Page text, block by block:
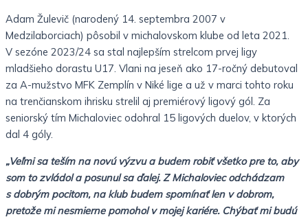
Adam Žulevič (narodený 14. septembra 2007 v
Medzilaborciach) pôsobil v michalovskom klube od leta 2021.
V sezóne 2023/24 sa stal najlepším strelcom prvej ligy
mladšieho dorastu U17. Vlani na jeseň ako 17-ročný debutoval
za A-mužstvo MFK Zemplín v Niké lige a už v marci tohto roku
na trenčianskom ihrisku strelil aj premiérový ligový gól. Za
seniorský tím Michaloviec odohral 15 ligových duelov, v ktorých
dal 4 góly.
„Veľmi sa teším na novú výzvu a budem robiť všetko pre to, aby
som to zvládol a posunul sa ďalej. Z Michaloviec odchádzam
s dobrým pocitom, na klub budem spomínať len v dobrom,
pretože mi nesmierne pomohol v mojej kariére. Chýbať mi budú